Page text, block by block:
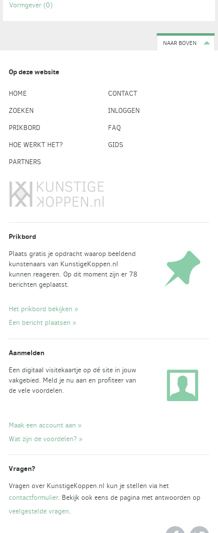
Vormgever(0)
NAAR BOVEN
Op deze website
HOME
CONTACT
ZOEKEN
INLOGGEN
PRIKBORD
FAQ
HOE WERKT HET?
GIDS
PARTNERS
Prikbord
Plaats gratis je opdracht waarop beeldend
kunstenaars van KunstigeKoppen.nl
kunnen reageren. Op dit moment zijn er 78
berichten geplaatst.
Het prikbord bekijken »
Een bericht plaatsen »
Aanmelden
Een digitaal visitekaartje op dé site in jouw
vakgebied. Meld je nu aan en profiteer van
de vele voordelen.
Maak een account aan »
Wat zijn de voordelen? »
Vragen?
Vragen over KunstigeKoppen.nl kun je stellen via het
contactformulier. Bekijk ook eens de pagina met antwoorden op
veelgestelde vragen.